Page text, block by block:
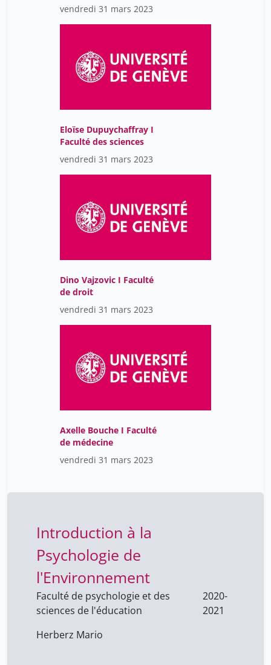
vendredi 31 mars 2023
Eloïse Dupuychaffray I
Faculté des sciences
vendredi 31 mars 2023
Dino Vajzovic I Faculté
de droit
vendredi 31 mars 2023
Axelle Bouche I Faculté
de médecine
vendredi 31 mars 2023
Introduction à la
Psychologie de
l'Environnement
Faculté de psychologie et des
sciences de l'éducation
2020-
2021
Herberz Mario